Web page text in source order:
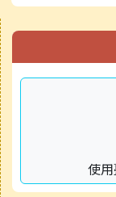
右邊區域內
使